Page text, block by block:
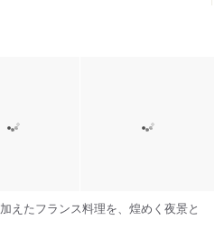
えたフランス料理を、煌めく夜景と